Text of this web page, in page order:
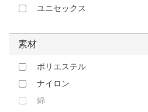
CASTELBAJAC
NORTH FACE
ユニセックス
素材
ポリエステル
ナイロン
綿